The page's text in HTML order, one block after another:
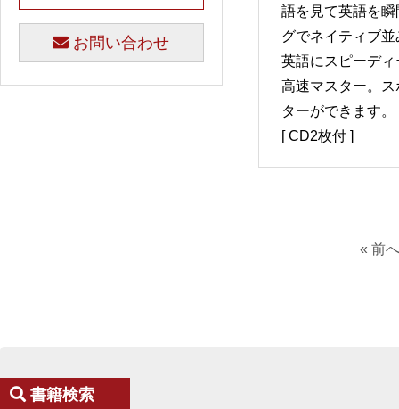
お問い合わせ
語を見て英語を
グでネイティブ
英語にスピーデ
高速マスター。
ターができます。
[ CD2枚付 ]
« 前へ
書籍検索